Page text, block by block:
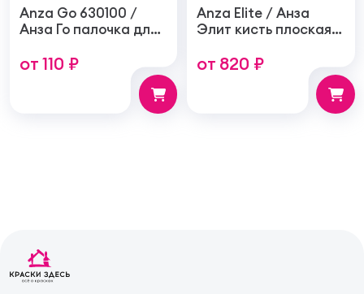
Anza Go 630100 /
Анза Го палочка для
от 110 ₽
Anza Elite / Анза
Элит кисть плоская
синтетическая,
от 820 ₽